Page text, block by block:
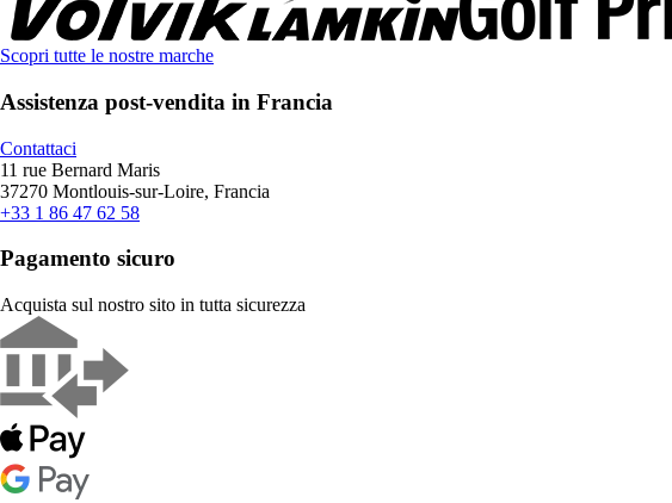
Scopri tutte le nostre marche
Assistenza post-vendita in Francia
Contattaci
11 rue Bernard Maris
37270 Montlouis-sur-Loire, Francia
+33 1 86 47 62 58
Pagamento sicuro
Acquista sul nostro sito in tutta sicurezza